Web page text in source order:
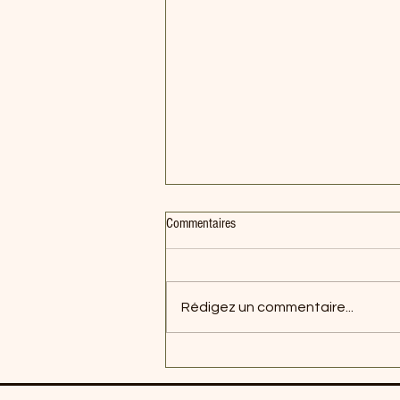
Commentaires
Rédigez un commentaire...